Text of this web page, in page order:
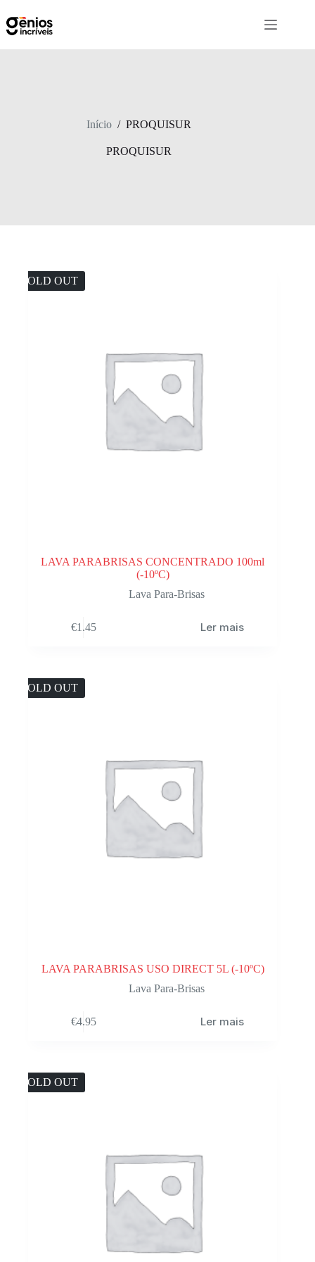
Início / PROQUISUR
PROQUISUR
SOLD OUT
LAVA PARABRISAS CONCENTRADO 100ml
(-10ºC)
Lava Para-Brisas
€1.45 Ler mais
SOLD OUT
LAVA PARABRISAS USO DIRECT 5L (-10ºC)
Lava Para-Brisas
€4.95 Ler mais
SOLD OUT